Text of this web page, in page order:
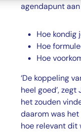
agendapunt
Hoe kondig
Hoe
Hoe
‘De koppeling
heel goed’,
het zouden
daarom was
hoe relevant dit